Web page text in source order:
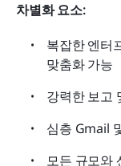
차별화 요소:
복잡한 엔터
맞춤화 가능
강력한 보고
심층 Gmail
모든 규모와